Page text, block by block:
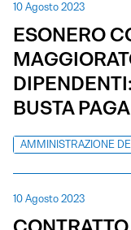
10 Agosto 2023
ESONERO
BUSTA
AMMINISTRAZIONE
10 Agosto 2023